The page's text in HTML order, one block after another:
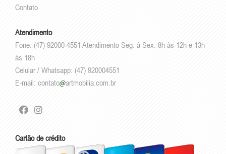
Contato
Atendimento
Fone: (47) 92000-4551 Atendimento Seg. à Sex. 8h às 12h e 13h
às 18h
Celular / Whatsapp: (47) 920004551
E-mail: contato artmobilia.com.br
Cartão de crédito